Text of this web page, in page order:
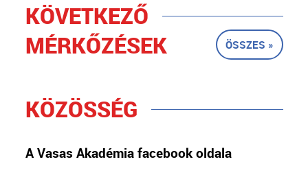
KÖVETKEZŐ
MÉRKŐZÉSEK
ÖSSZES »
KÖZÖSSÉG
A Vasas Akadémia facebook oldala